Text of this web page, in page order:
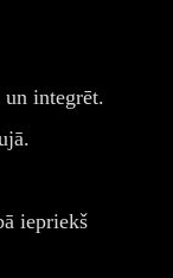
un integrēt.
iepriekš